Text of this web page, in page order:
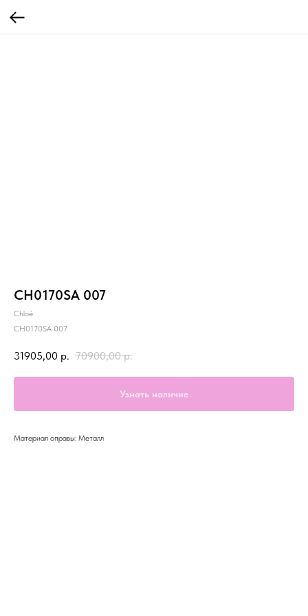
CH0170SA 007
Chloé
CH0170SA 007
31905,00 р. 70900,00 р.
Узнать наличие
Материал оправы: Металл